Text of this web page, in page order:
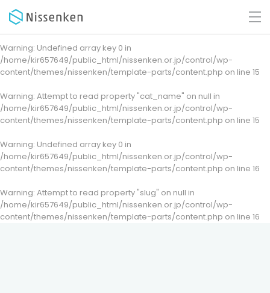
Warning: Undefined array key 0 in
/home/kir657649/public_html/nissenken.or.jp/control/wp-
content/themes/nissenken/template-parts/content.php on line 15
Warning: Attempt to read property "cat_name" on null in
/home/kir657649/public_html/nissenken.or.jp/control/wp-
content/themes/nissenken/template-parts/content.php on line 15
Warning: Undefined array key 0 in
/home/kir657649/public_html/nissenken.or.jp/control/wp-
content/themes/nissenken/template-parts/content.php on line 16
Warning: Attempt to read property "slug" on null in
/home/kir657649/public_html/nissenken.or.jp/control/wp-
content/themes/nissenken/template-parts/content.php on line 16